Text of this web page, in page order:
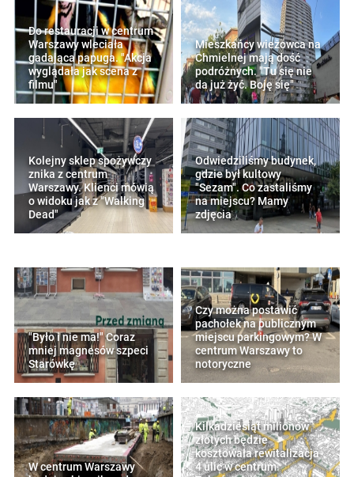
Do restauracji w centrum
Warszawy wleciała
gadająca papuga. "Akcja
wyglądała jak scena z
filmu"
Mieszkańcy wieżowca na
Chmielnej mają dość
podróżnych. "Tu się nie
da już żyć. Boję się"
Kolejny sklep spożywczy
znika z centrum
Warszawy. Klienci mówią
o widoku jak z "Walking
Dead"
Odwiedziliśmy budynek,
gdzie był kultowy
"Sezam". Co zastaliśmy
na miejscu? Mamy
zdjęcia
"Było i nie ma!" Coraz
mniej magnesów szpeci
Starówkę
Czy można postawić
pachołek na publicznym
miejscu parkingowym? W
centrum Warszawy to
notoryczne
W centrum Warszawy
Kilkadziesiąt milionów
złotych będzie
kosztowała rewitalizacja
4 ulic w centrum.